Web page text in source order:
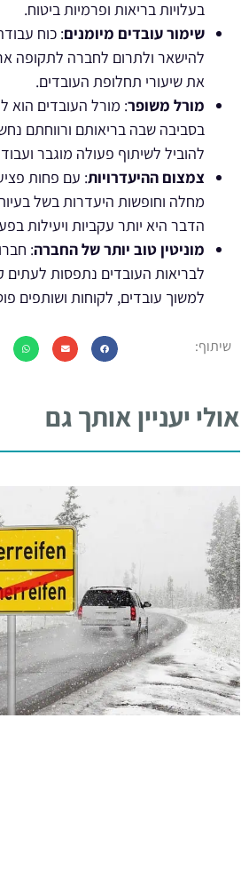
בעלויות בריאות ופרמיות ביטוח.
שימור עובדים מיומנים: כוח
להישאר ולתרום לחברה לתקופה
את שיעורי תחלופת העובדים.
מורל משופר: מורל העובדים הוא
בסביבה שבה בריאותם ורווחתם
להוביל לשיתוף פעולה מוגבר
צמצום ההיעדרויות: עם פחות
מחלה וחופשות היעדרות בשל
הדבר היא יותר עקביות ויעילות
מוניטין טוב יותר של החברה:
לבריאות העובדים נתפסות לעתים
למשוך עובדים, לקוחות ושותפים
שיתוף:
אולי יעניין אותך גם